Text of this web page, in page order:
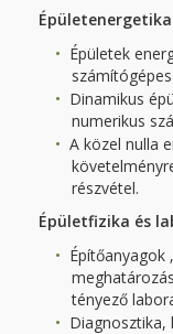
Épületenergetika
Épületek
Dinamikus
numerikus
A közel nulla
részvétel.
Épületfizika és
Építőanyagok
tényező
Diagnosztika,